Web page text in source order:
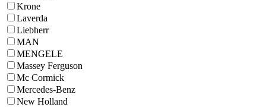
Krone
Laverda
Liebherr
MAN
MENGELE
Massey Ferguson
Mc Cormick
Mercedes-Benz
New Holland